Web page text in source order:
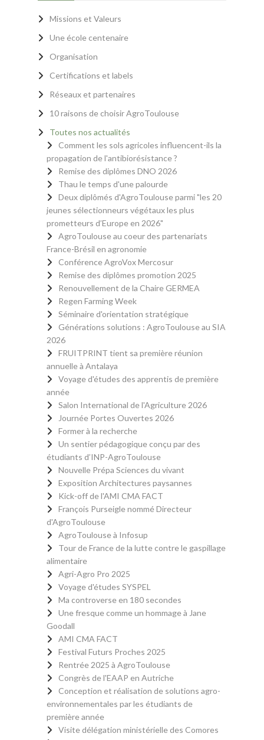
Missions et Valeurs
Une école centenaire
Organisation
Certifications et labels
Réseaux et partenaires
10 raisons de choisir AgroToulouse
Toutes nos actualités
Comment les sols agricoles influencent-ils la
propagation de l'antibiorésistance ?
Remise des diplômes DNO 2026
Thau le temps d'une palourde
Deux diplômés d'AgroToulouse parmi "les 20
jeunes sélectionneurs végétaux les plus
prometteurs d’Europe en 2026"
AgroToulouse au coeur des partenariats
France-Brésil en agronomie
Conférence AgroVox Mercosur
Remise des diplômes promotion 2025
Renouvellement de la Chaire GERMEA
Regen Farming Week
Séminaire d'orientation stratégique
Générations solutions : AgroToulouse au SIA
2026
FRUITPRINT tient sa première réunion
annuelle à Antalaya
Voyage d'études des apprentis de première
année
Salon International de l'Agriculture 2026
Journée Portes Ouvertes 2026
Former à la recherche
Un sentier pédagogique conçu par des
étudiants d’INP-AgroToulouse
Nouvelle Prépa Sciences du vivant
Exposition Architectures paysannes
Kick-off de l'AMI CMA FACT
François Purseigle nommé Directeur
d'AgroToulouse
AgroToulouse à Infosup
Tour de France de la lutte contre le gaspillage
alimentaire
Agri-Agro Pro 2025
Voyage d'études SYSPEL
Ma controverse en 180 secondes
Une fresque comme un hommage à Jane
Goodall
AMI CMA FACT
Festival Futurs Proches 2025
Rentrée 2025 à AgroToulouse
Congrès de l'EAAP en Autriche
Conception et réalisation de solutions agro-
environnementales par les étudiants de
première année
Visite délégation ministérielle des Comores